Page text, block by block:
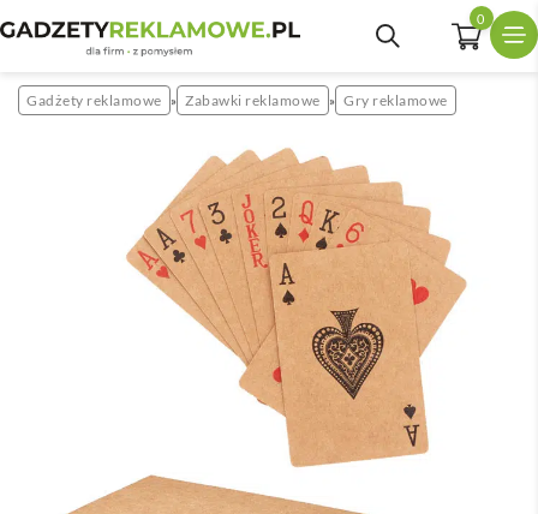
0
Gadżety reklamowe » Zabawki reklamowe » Gry reklamowe